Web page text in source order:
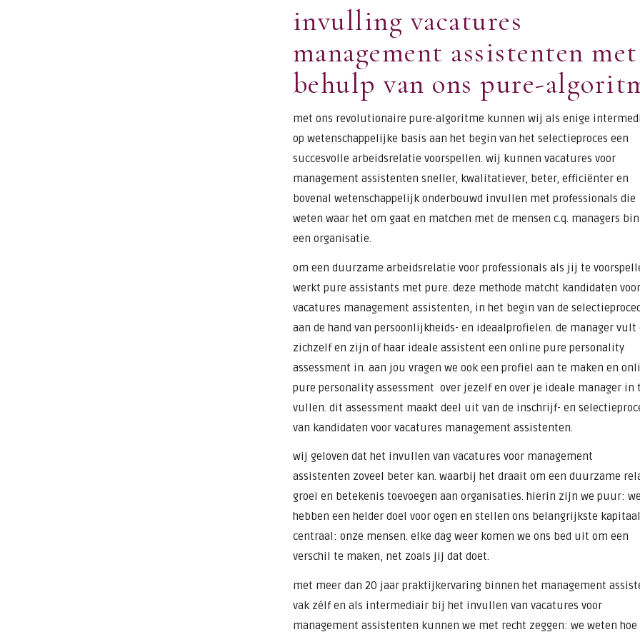
invulling vacatures
management assistenten met
behulp van ons pure-
met ons revolutionaire pure-algoritme kunnen wij als enige
op wetenschappelijke basis aan het begin van het selectieproces een
succesvolle arbeidsrelatie voorspellen. wij kunnen vacatures voor
management assistenten sneller, kwalitatiever, beter, efficiënter en
bovenal wetenschappelijk onderbouwd invullen met professionals die
weten waar het om gaat en matchen met de mensen c.q. managers
een organisatie.
om een duurzame arbeidsrelatie voor professionals als jij te
werkt pure assistants met pure. deze methode matcht kandidaten voor
vacatures management assistenten, in het begin van de
aan de hand van persoonlijkheids- en ideaalprofielen. de manager vult
zichzelf en zijn of haar ideale assistent een online pure personality
assessment in. aan jou vragen we ook een profiel aan te maken en
pure personality assessment over jezelf en over je ideale manager in
vullen. dit assessment maakt deel uit van de inschrijf- en
van kandidaten voor vacatures management assistenten.
wij geloven dat het invullen van vacatures voor management
assistenten zoveel beter kan. waarbij het draait om een duurzame
groei en betekenis toevoegen aan organisaties. hierin zijn we puur: we
hebben een helder doel voor ogen en stellen ons belangrijkste kapitaal
centraal: onze mensen. elke dag weer komen we ons bed uit om een
verschil te maken, net zoals jij dat doet.
met meer dan 20 jaar praktijkervaring binnen het management
vak zélf en als intermediair bij het invullen van vacatures voor
management assistenten kunnen we met recht zeggen: we weten hoe